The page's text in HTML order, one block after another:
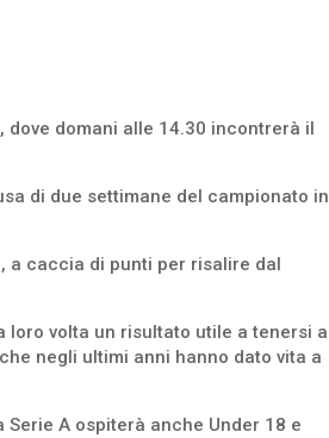
dove domani alle 14.30 incontrerà il
di due settimane del campionato in
a caccia di punti per risalire dal
loro volta un risultato utile a tenersi a
negli ultimi anni hanno dato vita a
A ospiterà anche Under 18 e